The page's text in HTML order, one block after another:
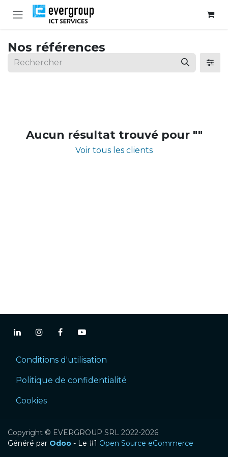
Se rendre au contenu
Nos références
Aucun résultat trouvé pour ""
Voir tous les clients
Conditions d'utilisation
Politique de confidentialité
Cookies
Copyright © EVERGROUP SRL 2022-2026
Généré par Odoo - Le #1 Open Source eCommerce